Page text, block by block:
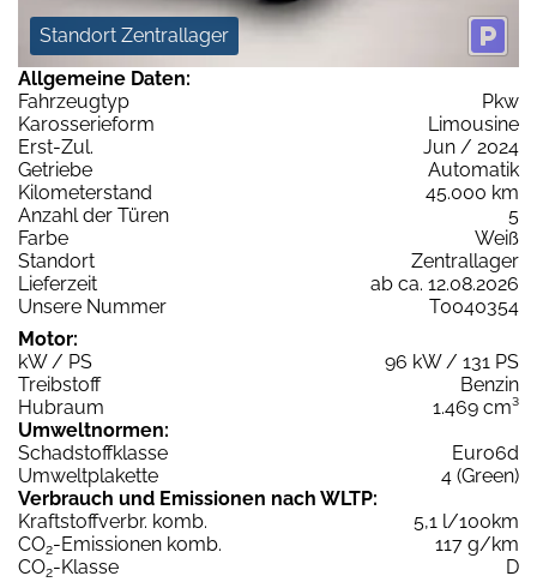
Standort Zentrallager
Allgemeine Daten:
Fahrzeugtyp
Pkw
Karosserieform
Limousine
Erst-Zul.
Jun / 2024
Getriebe
Automatik
Kilometerstand
45.000 km
Anzahl der Türen
5
Farbe
Weiß
Standort
Zentrallager
Lieferzeit
ab ca. 12.08.2026
Unsere Nummer
T0040354
Motor:
kW / PS
96 kW / 131 PS
Treibstoff
Benzin
Hubraum
1.469 cm³
Umweltnormen:
Schadstoffklasse
Euro6d
Umweltplakette
4 (Green)
Verbrauch und Emissionen nach WLTP:
Kraftstoffverbr. komb.
5,1 l/100km
CO2-Emissionen komb.
117 g/km
CO2-Klasse
D